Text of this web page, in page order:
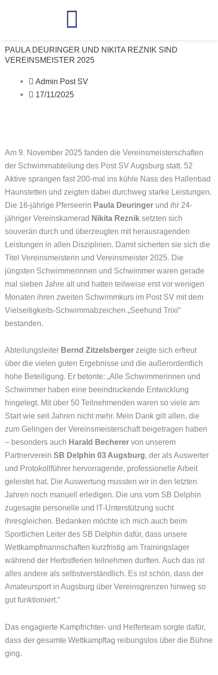
PAULA DEURINGER UND NIKITA REZNIK SIND
VEREINSMEISTER 2025
Admin Post SV
17/11/2025
Am 9. November 2025 fanden die Vereinsmeisterschaften
der Schwimmabteilung des Post SV Augsburg statt. 52
Aktive sprangen fast 200-mal ins kühle Nass des Hallenbad
Haunstetten und zeigten dabei durchweg starke Leistungen.
Die 16-jährige Pferseerin Paula Deuringer und ihr 24-
jähriger Vereinskamerad Nikita Reznik setzten sich
souverän durch und überzeugten mit herausragenden
Leistungen in allen Disziplinen. Damit sicherten sie sich die
Titel Vereinsmeisterin und Vereinsmeister 2025. Die
jüngsten Schwimmerinnen und Schwimmer waren gerade
mal sieben Jahre alt und hatten teilweise erst vor wenigen
Monaten ihren zweiten Schwimmkurs im Post SV mit dem
Vielseitigkeits-Schwimmabzeichen „Seehund Trixi“
bestanden.
Abteilungsleiter Bernd Zitzelsberger zeigte sich erfreut
über die vielen guten Ergebnisse und die außerordentlich
hohe Beteiligung. Er betonte: „Alle Schwimmerinnen und
Schwimmer haben eine beeindruckende Entwicklung
hingelegt. Mit über 50 Teilnehmenden waren so viele am
Start wie seit Jahren nicht mehr. Mein Dank gilt allen, die
zum Gelingen der Vereinsmeisterschaft beigetragen haben
– besonders auch Harald Becherer von unserem
Partnerverein SB Delphin 03 Augsburg, der als Auswerter
und Protokollführer hervorragende, professionelle Arbeit
geleistet hat. Die Auswertung mussten wir in den letzten
Jahren noch manuell erledigen. Die uns vom SB Delphin
zugesagte personelle und IT-Unterstützung sucht
ihresgleichen. Bedanken möchte ich mich auch beim
Sportlichen Leiter des SB Delphin dafür, dass unsere
Wettkampfmannschaften kurzfristig am Trainingslager
während der Herbstferien teilnehmen durften. Auch das ist
alles andere als selbstverständlich. Es ist schön, dass der
Amateursport in Augsburg über Vereinsgrenzen hinweg so
gut funktioniert.“
Das engagierte Kampfrichter- und Helferteam sorgte dafür,
dass der gesamte Wettkampftag reibungslos über die Bühne
ging.